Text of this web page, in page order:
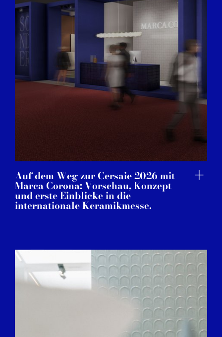
Auf dem Weg zur Cersaie 2026 mit
Marca Corona: Vorschau, Konzept
und erste Einblicke in die
internationale Keramikmesse.